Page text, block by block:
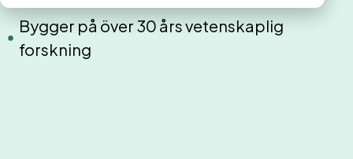
Bygger på över 30 års vetenskaplig
forskning